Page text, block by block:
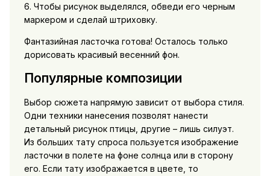
6. Чтобы рисунок выделялся, обведи его черным
маркером и сделай штриховку.
Фантазийная ласточка готова! Осталось только
дорисовать красивый весенний фон.
Популярные композиции
Выбор сюжета напрямую зависит от выбора стиля.
Одни техники нанесения позволят нанести
детальный рисунок птицы, другие – лишь силуэт.
Из больших тату спроса пользуется изображение
ласточки в полете на фоне солнца или в сторону
его. Если тату изображается в цвете, то